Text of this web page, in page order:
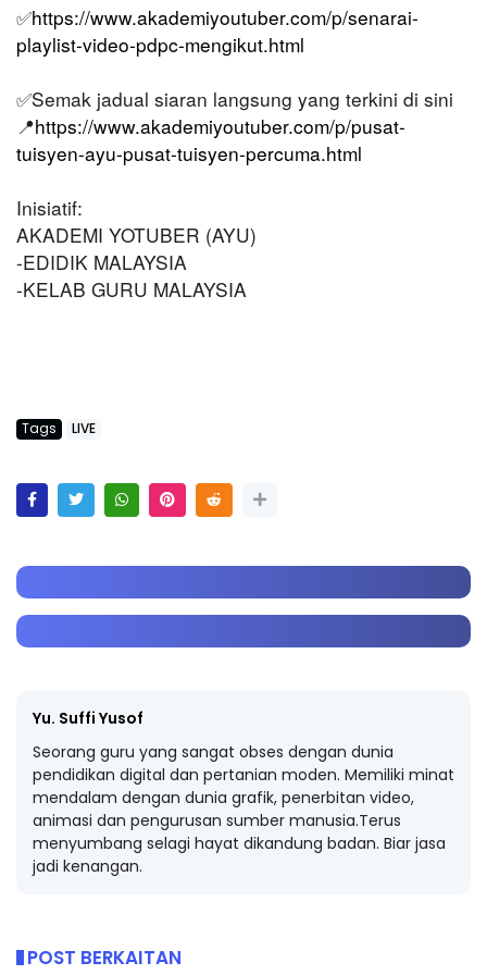
✅https://www.akademiyoutuber.com/p/senarai-
playlist-video-pdpc-mengikut.html
✅Semak jadual siaran langsung yang terkini di sini
📍https://www.akademiyoutuber.com/p/pusat-
tuisyen-ayu-pusat-tuisyen-percuma.html
Inisiatif:
AKADEMI YOTUBER (AYU)
-EDIDIK MALAYSIA
-KELAB GURU MALAYSIA
Tags LIVE
Yu. Suffi Yusof
Seorang guru yang sangat obses dengan dunia
pendidikan digital dan pertanian moden. Memiliki minat
mendalam dengan dunia grafik, penerbitan video,
animasi dan pengurusan sumber manusia.Terus
menyumbang selagi hayat dikandung badan. Biar jasa
jadi kenangan.
POST BERKAITAN